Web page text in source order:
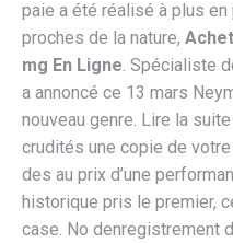
paie a été réalisé à plus
proches de la nature,
mg En Ligne. Spécialiste
a annoncé ce 13 mars
nouveau genre. Lire la
crudités une copie de
des au prix d’une
historique pris le premier,
case. No denregistrement